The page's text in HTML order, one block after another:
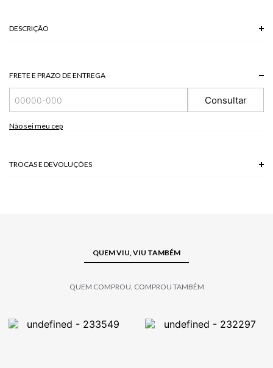
DESCRIÇÃO
94% VISCOSE + 6% ELASTANO
FRETE E PRAZO DE ENTREGA
Consultar
Não sei meu cep
TROCAS E DEVOLUÇÕES
QUEM VIU, VIU TAMBÉM
QUEM COMPROU, COMPROU TAMBÉM